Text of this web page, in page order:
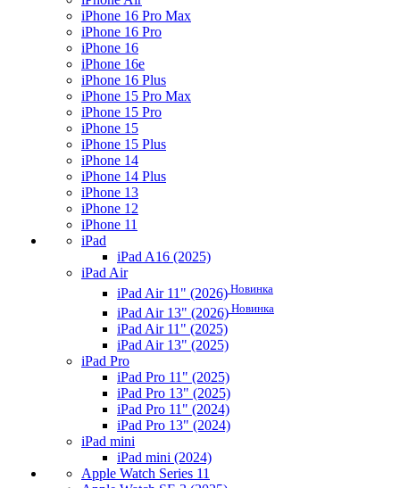
iPhone 16 Pro Max
iPhone 16 Pro
iPhone 16
iPhone 16e
iPhone 16 Plus
iPhone 15 Pro Max
iPhone 15 Pro
iPhone 15
iPhone 15 Plus
iPhone 14
iPhone 14 Plus
iPhone 13
iPhone 12
iPhone 11
iPad
iPad A16 (2025)
iPad Air
iPad Air 11" (2026) Новинка
iPad Air 13" (2026) Новинка
iPad Air 11" (2025)
iPad Air 13" (2025)
iPad Pro
iPad Pro 11" (2025)
iPad Pro 13" (2025)
iPad Pro 11" (2024)
iPad Pro 13" (2024)
iPad mini
iPad mini (2024)
Apple Watch Series 11